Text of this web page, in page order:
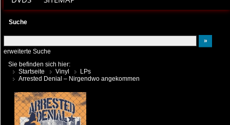
Suche
erweiterte Suche
Sie befinden sich hier:
Startseite
Vinyl
LPs
Arrested Denial – Nirgendwo angekommen